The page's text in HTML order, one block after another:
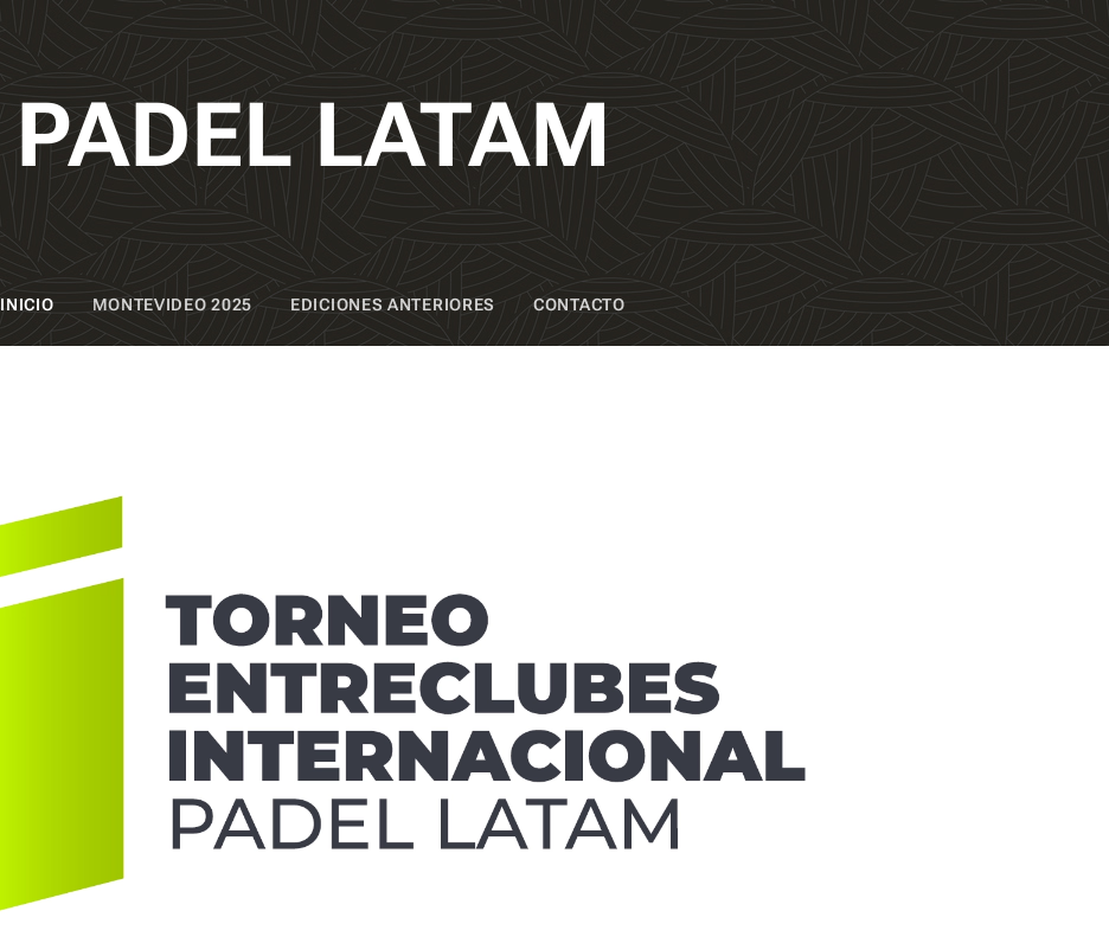
PADEL LATAM
INICIO MONTEVIDEO 2025 EDICIONES ANTERIORES CONTACTO